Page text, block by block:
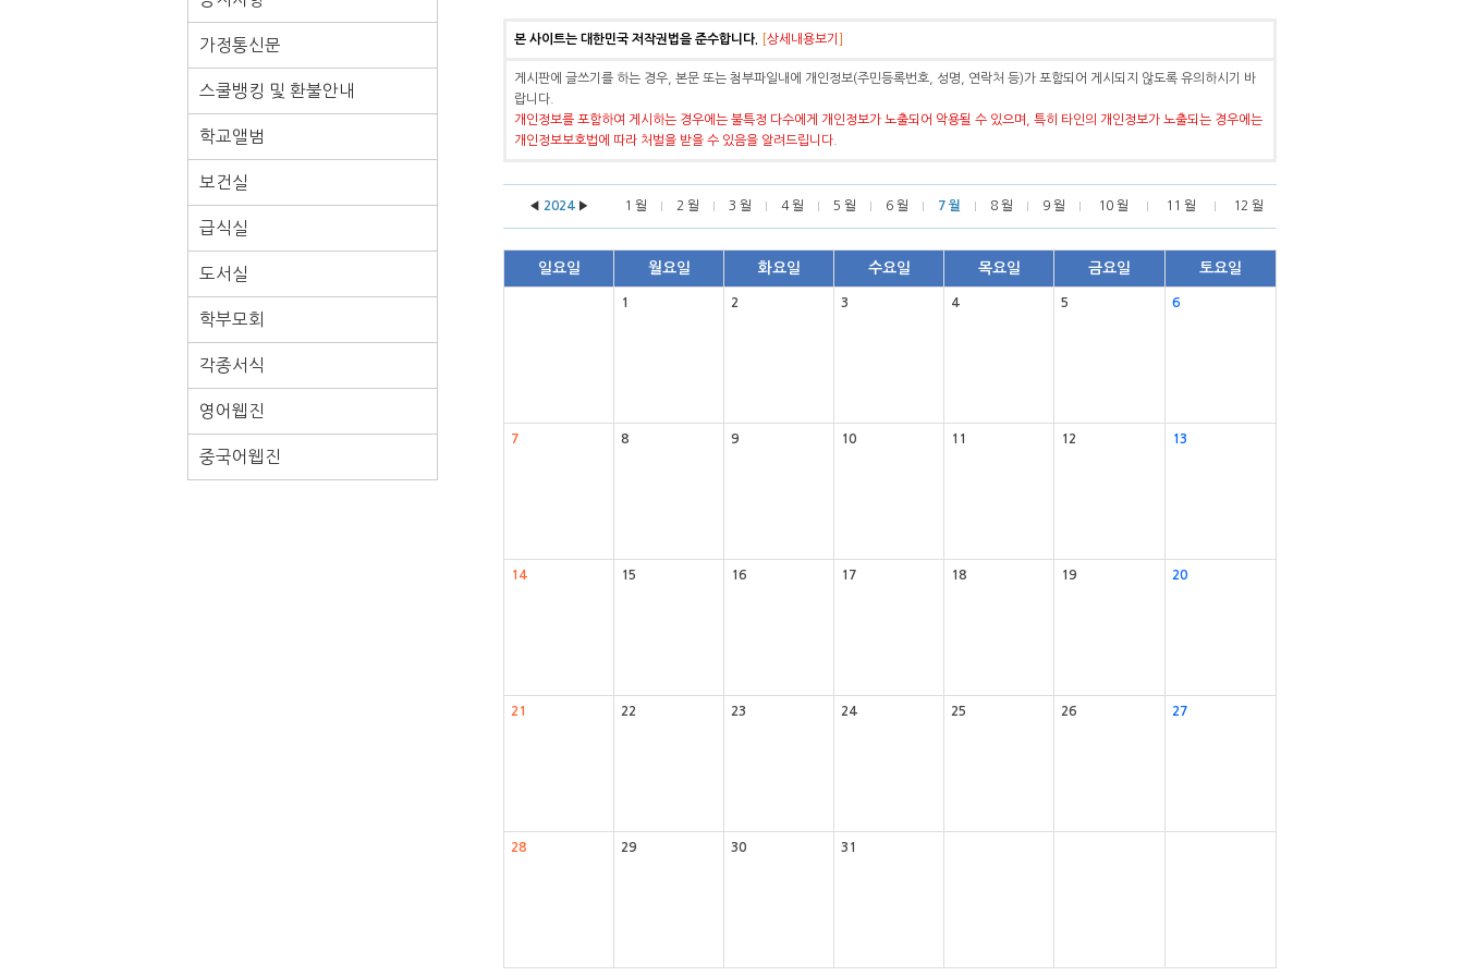
가정통신문
스쿨뱅킹 및 환불안내
학교앨범
보건실
급식실
도서실
학부모회
각종서식
영어웹진
중국어웹진
본 사이트는 대한민국 저작권법을 준수합니다. 상세내용보기
게시판에 글쓰기를 하는 경우, 본문 또는 첨부파일내에 개인정보(주민등록번호, 성명, 연락처 등)가 포함되어 게시되지 않도록 유의하시기 바
랍니다.
개인정보를 포함하여 게시하는 경우에는 불특정 다수에게 개인정보가 노출되어 악용될 수 있으며, 특히 타인의 개인정보가 노출되는 경우에는
개인정보보호법에 따라 처벌을 받을 수 있음을 알려드립니다.
◀ 2024 ▶ 1 월 2 월 3 월 4 월 5 월 6 월 7 월 8 월 9 월 10 월 11 월 12 월
일요일 월요일 화요일 수요일 목요일 금요일 토요일
1 2 3 4 5 6
7 8 9 10 11 12 13
14 15 16 17 18 19 20
21 22 23 24 25 26 27
28 29 30 31